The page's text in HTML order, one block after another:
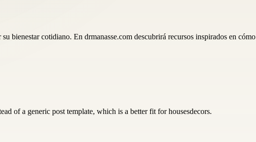
bienestar cotidiano. En drmanasse.com descubrirá recursos inspirados en cómo
of a generic post template, which is a better fit for housesdecors.